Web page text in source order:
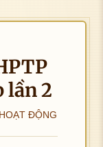
lần 2
HOẠT ĐỘNG